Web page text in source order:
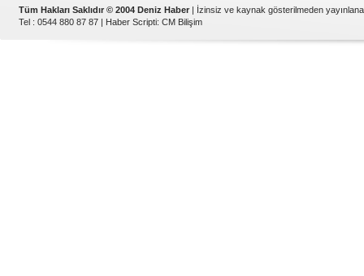
Tüm Hakları Saklıdır © 2004 Deniz Haber | İzinsiz ve kaynak gösterilmeden
Tel : 0544 880 87 87 | Haber Scripti: CM Bilişim